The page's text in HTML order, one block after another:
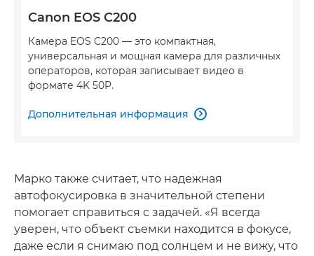
Canon EOS C200
Камера EOS C200 — это компактная,
универсальная и мощная камера для различных
операторов, которая записывает видео в
формате 4K 50P.
Дополнительная информация 
Марко также считает, что надежная
автофокусировка в значительной степени
помогает справиться с задачей. «Я всегда
уверен, что объект съемки находится в фокусе,
даже если я снимаю под солнцем и не вижу, что